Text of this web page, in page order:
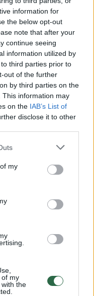
information for
the below opt-out
note that after your
continue seeing
information utilized by
third parties prior to
out of the further
by third parties on the
This information may
on the IAB’s List of
disclose it to other
my
of my
the
vartotojai.
komentaruose!